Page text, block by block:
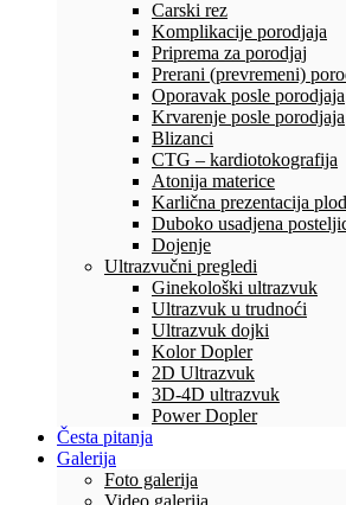
Carski rez
Komplikacije porodjaja
Priprema za porodjaj
Prerani (prevremeni)
Oporavak posle porodjaja
Krvarenje posle porodjaja
Blizanci
CTG – kardiotokografija
Atonija materice
Karlična prezentacija
Duboko usadjena
Dojenje
Ultrazvučni pregledi
Ginekološki ultrazvuk
Ultrazvuk u trudnoći
Ultrazvuk dojki
Kolor Dopler
2D Ultrazvuk
3D-4D ultrazvuk
Power Dopler
Česta pitanja
Galerija
Foto galerija
Video galerija